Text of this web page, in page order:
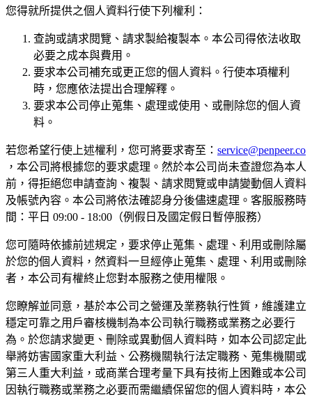
您得就所提供之個人資料行使下列權利：
查詢或請求閱覽、請求製給複製本。本公司得依法收取
必要之成本與費用。
要求本公司補充或更正您的個人資料。行使本項權利
時，您應依法提出合理解釋。
要求本公司停止蒐集、處理或使用、或刪除您的個人資
料。
若您希望行使上述權利，您可將要求寄至： service@penpeer.co
，本公司將根據您的要求處理。然於本公司尚未查證您為本人
前，得拒絕您申請查詢、複製、請求閱覽或申請變動個人資料
及帳號內容。本公司將依法確認身分後儘速處理。客服服務時
間：平日 09:00 - 18:00（例假日及國定假日暫停服務）
您可隨時依據前述規定，要求停止蒐集、處理、利用或刪除屬
於您的個人資料，然資料一旦經停止蒐集、處理、利用或刪除
者，本公司有權終止您對本服務之使用權限。
您瞭解並同意，基於本公司之營運及業務執行性質，維護建立
穩定可靠之用戶審核機制為本公司執行職務或業務之必要行
為。於您請求變更、刪除或異動個人資料時，如本公司認定此
舉將妨害國家重大利益、公務機關執行法定職務、蒐集機關或
第三人重大利益，或商業合理考量下具有技術上困難或本公司
因執行職務或業務之必要而需繼續保留您的個人資料時，本公